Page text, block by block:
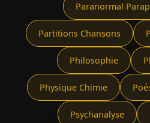
Paranormal
Partitions Chansons
Philosophie
Physique Chimie
Psychanalyse